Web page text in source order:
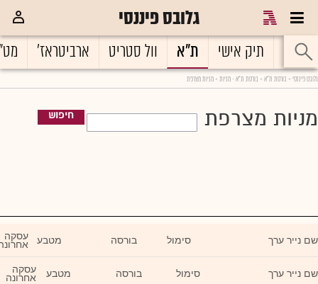
גלובס פיננסי
ראשי תיק אישי ת"א וול סטריט ארביטראז'
גלובס פיננסי
גלובס פיננסי > בורסת ת"א > בורסת ת"א - מניות > מניות מצרפת
מניות מצרפת חיפוש
שם נייר ערך סימול בורסה מטבע עסקה
שם נייר ערך סימול בורסה מטבע עסקה
אחרונה